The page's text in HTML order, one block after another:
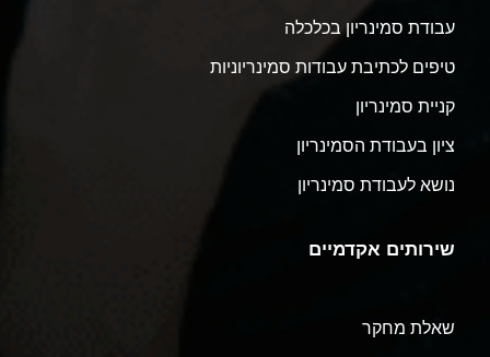
עבודת סמינריון בכלכלה
טיפים לכתיבת עבודות סמינריוניות
קניית סמינריון
ציון בעבודת הסמינריון
נושא לעבודת סמינריון
שירותים אקדמיים
שאלת מחקר